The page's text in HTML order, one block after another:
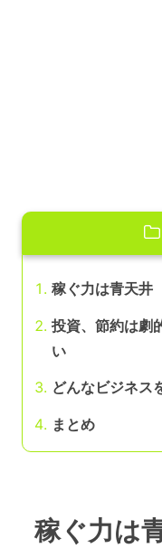
稼ぐ力は青天井
投資、節約は劇
い
どんなビジネス
まとめ
稼ぐ力は